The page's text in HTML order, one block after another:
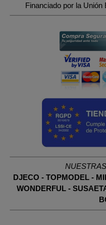
Financiado por la
DJECO - TOPMODEL -
WONDERFUL-